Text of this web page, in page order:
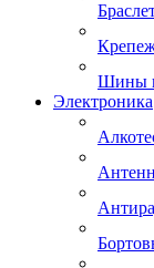
Шины
Электроника